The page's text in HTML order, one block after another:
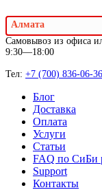
Алмата
Самовывоз из офиса
9:30—18:00
Тел: +7 (700) 836-06-36
Блог
Доставка
Оплата
Услуги
Статьи
FAQ по СиБи
Support
Контакты